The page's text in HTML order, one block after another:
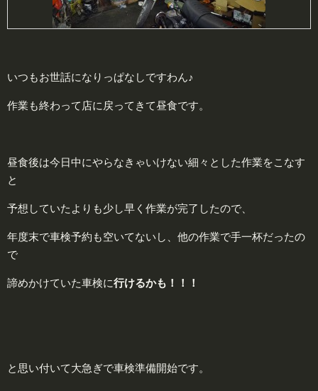
いつもお世話になりっぱなしですわん♪
作業も終わって店に戻ってきて昼食です。
昼食後は今日中にやらなきゃいけない細々とした作業をこなす
と
予想していたよりも少し早く作業が完了したので、
年度末で車検予約も空いてないし、他の作業で手一杯だったの
で
諦めかけていた車検に行けるかも！！！
と思い付いて大急ぎで車検準備開始です。